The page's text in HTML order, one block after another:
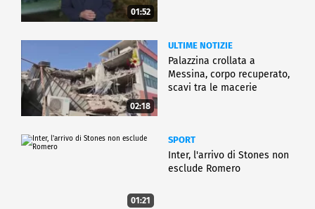
01:52
02:18
ULTIME NOTIZIE
Palazzina crollata a
Messina, corpo recuperato,
scavi tra le macerie
01:21
SPORT
Inter, l'arrivo di Stones non
esclude Romero